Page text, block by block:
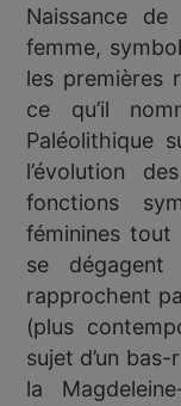
Naissance
femme,
les premières
ce qu’il
Paléolithique
l’évolution
fonctions
féminines tout
se
rapprochent
(plus
sujet d’un
la